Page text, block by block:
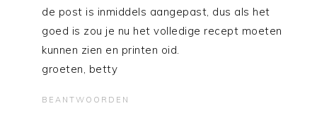
de post is inmiddels aangepast, dus als het
goed is zou je nu het volledige recept moeten
kunnen zien en printen oid.
groeten, betty
BEANTWOORDEN